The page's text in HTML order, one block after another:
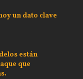
un dato clave
están
que